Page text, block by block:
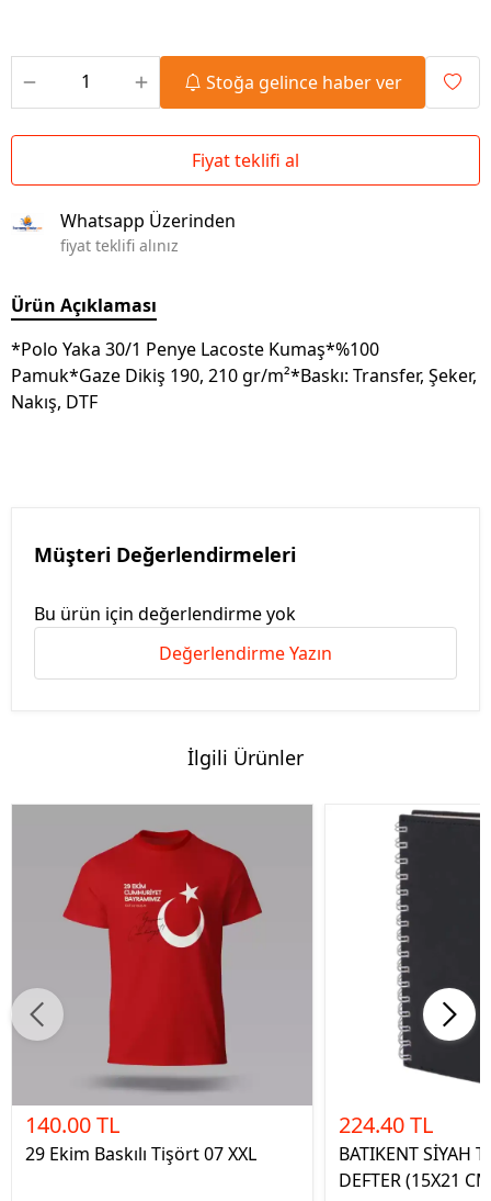
Stoğa gelince haber ver
Fiyat teklifi al
Whatsapp Üzerinden
fiyat teklifi alınız
Ürün Açıklaması
*Polo Yaka 30/1 Penye Lacoste Kumaş*%100
Pamuk*Gaze Dikiş 190, 210 gr/m²*Baskı: Transfer, Şeker,
Nakış, DTF
Müşteri Değerlendirmeleri
Bu ürün için değerlendirme yok
Değerlendirme Yazın
İlgili Ürünler
140.00 TL
29 Ekim Baskılı Tişört 07 XXL
224.40 TL
BATIKENT SİYAH
DEFTER (15X21